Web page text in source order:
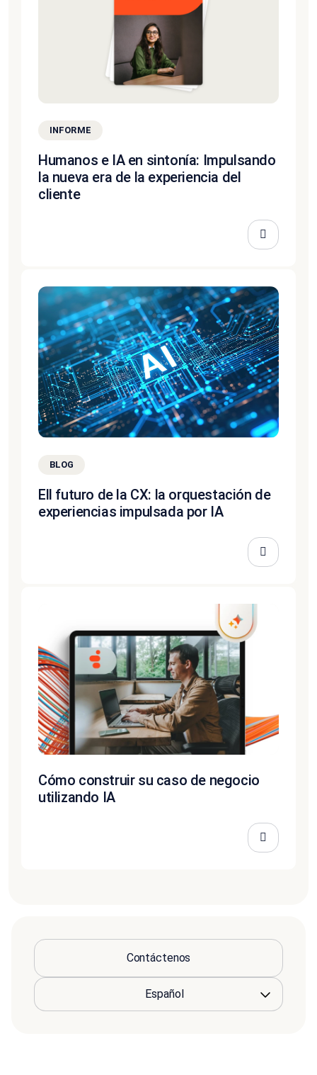
INFORME
Humanos e IA en sintonía: Impulsando
la nueva era de la experiencia del
cliente
BLOG
Ell futuro de la CX: la orquestación de
experiencias impulsada por IA
Cómo construir su caso de negocio
utilizando IA
Contáctenos